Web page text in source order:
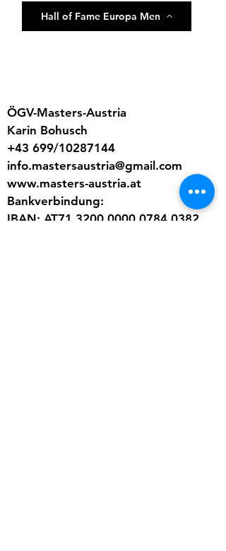
Hall of Fame Europa Men
ÖGV-Masters-Austria
Karin Bohusch
+43 699/10287144
info.mastersaustria@gmail.com
www.masters-austria.at
Bankverbindung:
IBAN: AT71 3200 0000 0784 0382